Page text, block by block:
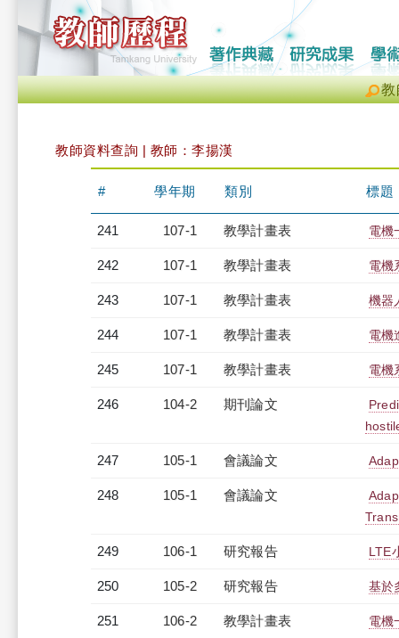
教
教師資料查詢 | 教師：李揚漢
# 學年期 類別 標題
241 107-1 教學計畫表 電機
242 107-1 教學計畫表 電機
243 107-1 教學計畫表 機器
244 107-1 教學計畫表 電機
245 107-1 教學計畫表 電機
246 104-2 期刊論文
247 105-1 會議論文
248 105-1 會議論文
249 106-1 研究報告 LTE
250 105-2 研究報告 基於
251 106-2 教學計畫表 電機